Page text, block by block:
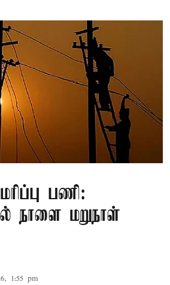
பணி:
நாளை மறுநாள்
1:55 pm